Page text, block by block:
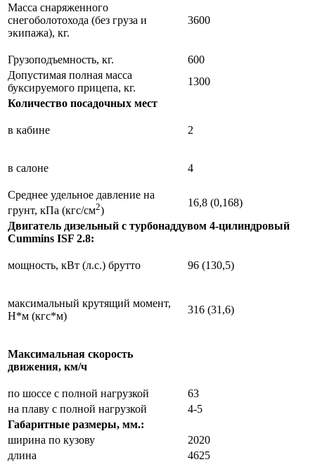
Масса снаряженного
снегоболотохода (без груза и
экипажа), кг.
3600
Грузоподъемность, кг.
600
Допустимая полная масса
буксируемого прицепа, кг.
1300
Количество посадочных мест
в кабине 2
в салоне 4
Среднее удельное давление на
грунт, кПа (кгс/см2)
16,8 (0,168)
Двигатель дизельный с турбонаддувом 4-цилиндровый
Cummins ISF 2.8:
мощность, кВт (л.с.) брутто 96 (130,5)
максимальный крутящий момент,
Н*м (кгс*м)
316 (31,6)
Максимальная скорость
движения, км/ч
по шоссе с полной нагрузкой
63
на плаву с полной нагрузкой
4-5
Габаритные размеры, мм.:
ширина по кузову
2020
длина
4625